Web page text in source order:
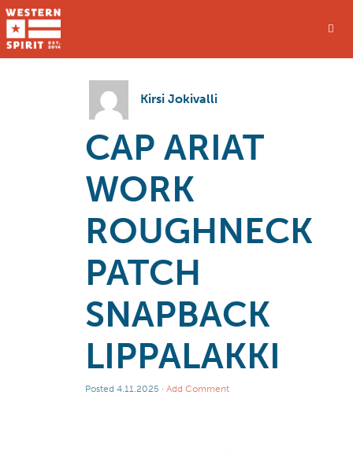
Kirsi Jokivalli
CAP ARIAT
WORK
ROUGHNECK
PATCH
SNAPBACK
LIPPALAKKI
Posted 4.11.2025 · Add Comment